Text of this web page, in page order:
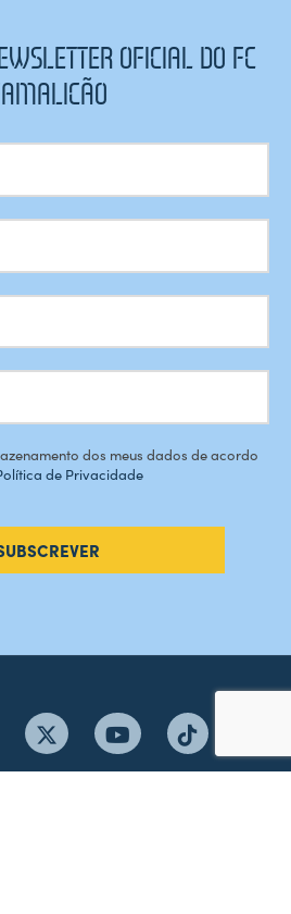
OFICIAL DO FC
dos meus dados de acordo
de Privacidade